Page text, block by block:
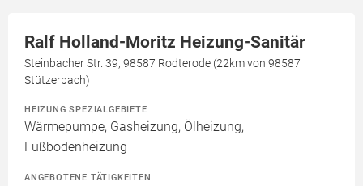
Ralf Holland-Moritz Heizung-Sanitär
Steinbacher Str. 39, 98587 Rodterode (22km von 98587
Stützerbach)
HEIZUNG SPEZIALGEBIETE
Wärmepumpe, Gasheizung, Ölheizung,
Fußbodenheizung
ANGEBOTENE TÄTIGKEITEN